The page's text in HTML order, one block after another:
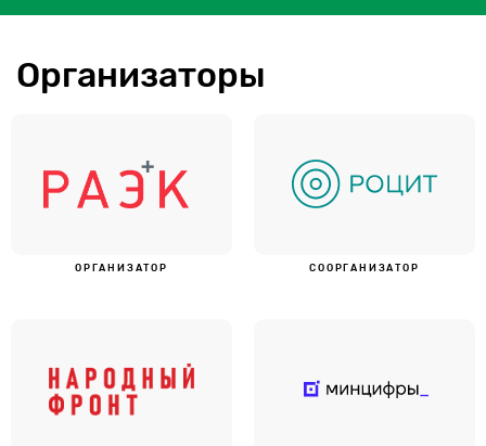
Организаторы
ОРГАНИЗАТОР СООРГАНИЗАТОР